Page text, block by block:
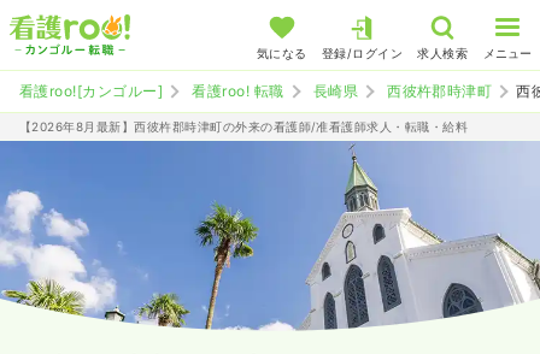
気になる 登録/ログイン 求人検索 メニュー
看護roo![カンゴルー] 看護roo! 転職 長崎県 西彼杵郡時津町 西
【2026年8月最新】西彼杵郡時津町の外来の看護師/准看護師求人・転職・給料